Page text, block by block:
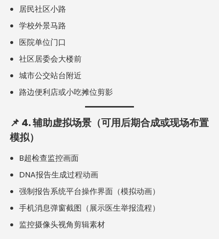
居民社区小路
学校外景马路
医院单位门口
社区居委会大楼前
城市公交站台附近
路边便利店或小吃摊位剪影
📌 4. 辅助虚拟场景（可用后期合成或现场布置
模拟）
B超检查监控画面
DNA报告生成过程动画
强制报告系统平台操作界面（模拟动画）
手机消息弹窗截图（展示医生举报流程）
监控摄像头视角剪辑素材